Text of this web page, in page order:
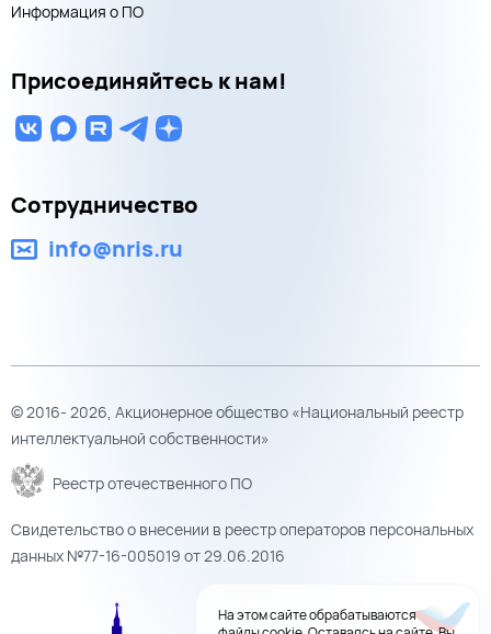
Информация о ПО
Присоединяйтесь к нам!
Сотрудничество
info@nris.ru
© 2016- 2026, Акционерное общество «Национальный реестр
интеллектуальной собственности»
Реестр отечественного ПО
Свидетельство о внесении в реестр операторов персональных
данных №77-16-005019 от 29.06.2016
На этом сайте обрабатываются